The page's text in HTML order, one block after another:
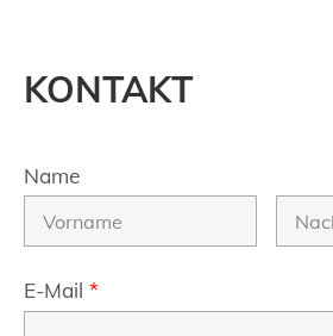
KONTAKT
Name
E-Mail *